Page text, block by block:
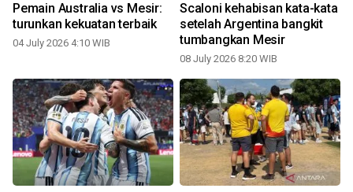
Pemain Australia vs Mesir:
turunkan kekuatan terbaik
04 July 2026 4:10 WIB
Scaloni kehabisan kata-kata
setelah Argentina bangkit
tumbangkan Mesir
08 July 2026 8:20 WIB